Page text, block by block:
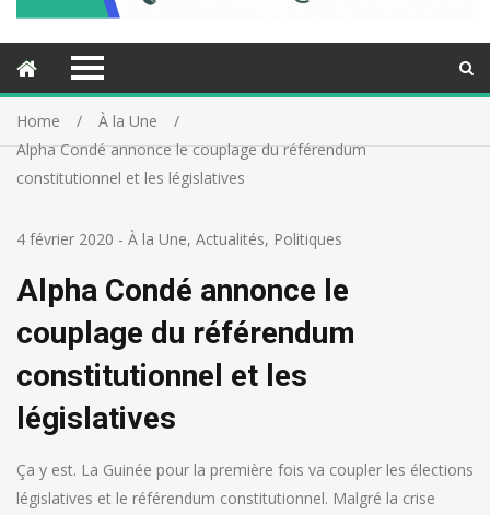
Home
À la Une
Alpha Condé annonce le couplage du référendum
constitutionnel et les législatives
4 février 2020 - À la Une, Actualités, Politiques
Alpha Condé annonce le
couplage du référendum
constitutionnel et les
législatives
Ça y est. La Guinée pour la première fois va coupler les élections
législatives et le référendum constitutionnel. Malgré la crise